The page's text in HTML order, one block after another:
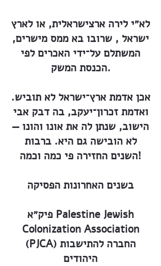
לא״י לירה ארצישראלית, או לארץ
ישראל , שרובו בא ממס מישרים,
המשתלם על־ידי האכרים לפי
הכנסת המשק.
אכן אדמת ארץ־ישראל לא תוביש.
ואדמת זכרון־יעקב, בה דבק אבי
הישוב, שנתן לה את אונו והונו —
לא הובישה גם היא. ברבות
השנים החזירה פי כמה וכמה!
בשנים האחרונות הפסיקה
פיק״א Palestine Jewish
Colonization Association
(PJCA) החברה להתישבות
היהודים